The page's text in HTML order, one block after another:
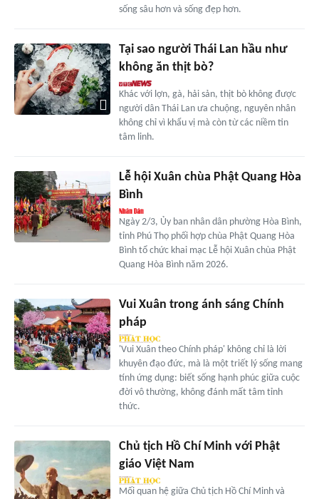
sống sâu hơn và sống đẹp hơn.
Tại sao người Thái Lan hầu như
không ăn thịt bò?
Khác với lợn, gà, hải sản, thịt bò không được
người dân Thái Lan ưa chuộng, nguyên nhân
không chỉ vì khẩu vị mà còn từ các niềm tin
tâm linh.
Lễ hội Xuân chùa Phật Quang Hòa
Bình
Ngày 2/3, Ủy ban nhân dân phường Hòa Bình,
tỉnh Phú Thọ phối hợp chùa Phật Quang Hòa
Bình tổ chức khai mạc Lễ hội Xuân chùa Phật
Quang Hòa Bình năm 2026.
Vui Xuân trong ánh sáng Chính
pháp
'Vui Xuân theo Chính pháp' không chỉ là lời
khuyên đạo đức, mà là một triết lý sống mang
tính ứng dụng: biết sống hạnh phúc giữa cuộc
đời vô thường, không đánh mất tâm tỉnh
thức.
Chủ tịch Hồ Chí Minh với Phật
giáo Việt Nam
Mối quan hệ giữa Chủ tịch Hồ Chí Minh và